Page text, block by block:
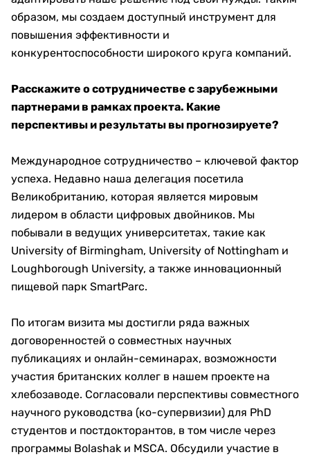
образом, мы создаем доступный инструмент для
повышения эффективности и
конкурентоспособности широкого круга компаний.
Расскажите о сотрудничестве с зарубежными
партнерами в рамках проекта. Какие
перспективы и результаты вы прогнозируете?
Международное сотрудничество – ключевой фактор
успеха. Недавно наша делегация посетила
Великобританию, которая является мировым
лидером в области цифровых двойников. Мы
побывали в ведущих университетах, такие как
University of Birmingham, University of Nottingham и
Loughborough University, а также инновационный
пищевой парк SmartParc.
По итогам визита мы достигли ряда важных
договоренностей о совместных научных
публикациях и онлайн-семинарах, возможности
участия британских коллег в нашем проекте на
хлебозаводе. Согласовали перспективы совместного
научного руководства (ко-супервизии) для PhD
студентов и постдокторантов, в том числе через
программы Bolashak и MSCA. Обсудили участие в